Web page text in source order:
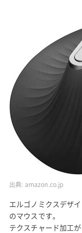
出典: amazon.co.jp
エルゴノミクスデザ
のマウスです。
テクスチャード加工